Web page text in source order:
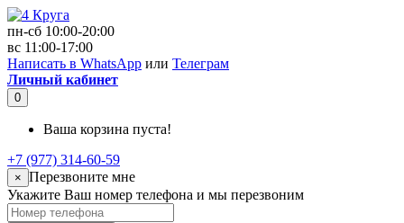
пн-сб 10:00-20:00
вс 11:00-17:00
Написать в WhatsApp или Телеграм
Личный кабинет
0
Ваша корзина пуста!
+7 (977) 314-60-59
× Перезвоните мне
Укажите Ваш номер телефона и мы перезвоним